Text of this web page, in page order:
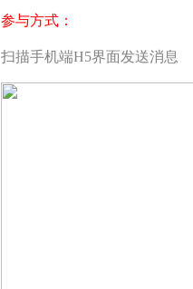
参与方式：
扫描手机端H5界面发送消息